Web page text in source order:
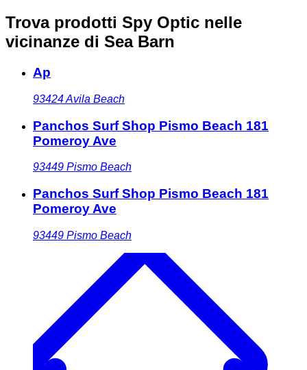
Trova prodotti Spy Optic nelle
vicinanze di Sea Barn
Ap
93424Avila Beach
Panchos Surf Shop Pismo Beach 181
Pomeroy Ave
93449 Pismo Beach
Panchos Surf Shop Pismo Beach 181
Pomeroy Ave
93449 Pismo Beach